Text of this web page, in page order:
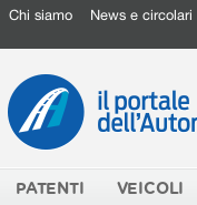
Chi siamo News e circolari
PATENTI VEICOLI